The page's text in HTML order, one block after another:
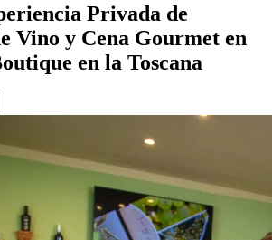
Privada de
Vino y Cena Gourmet en
en la Toscana